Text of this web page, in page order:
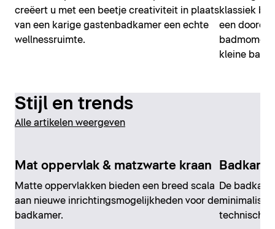
creëert u met een beetje creativiteit in plaats
van een karige gastenbadkamer een echte
wellnessruimte.
klassiek
een
kleine
Stijl en trends
Alle artikelen weergeven
Mat oppervlak & matzwarte kraan
Matte oppervlakken bieden een breed scala
aan nieuwe inrichtingsmogelijkheden voor de
badkamer.
De
technische